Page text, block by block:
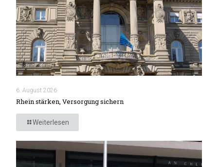
6. August 2026
Rhein stärken, Versorgung sichern
Weiterlesen